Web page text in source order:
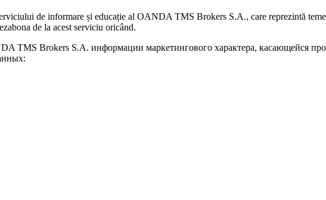
de informare și educație al OANDA TMS Brokers S.A., care reprezintă
de la acest serviciu oricând.
TMS Brokers S.A. информации маркетингового характера, касающейся